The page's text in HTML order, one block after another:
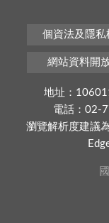
個資法及隱私
網站資料開
地址：
電話：02-
瀏覽解析度建議